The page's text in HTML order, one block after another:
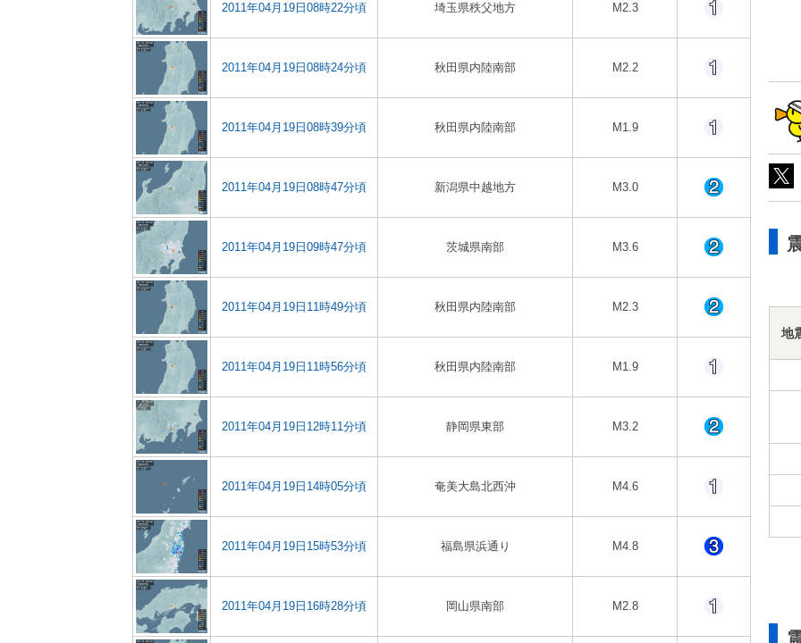
2011年04月19日08時22分頃 埼玉県秩父地方 M2.3
2011年04月19日08時24分頃 秋田県内陸南部 M2.2
2011年04月19日08時39分頃 秋田県内陸南部 M1.9
2011年04月19日08時47分頃 新潟県中越地方 M3.0
2011年04月19日09時47分頃 茨城県南部 M3.6
2011年04月19日11時49分頃 秋田県内陸南部 M2.3
2011年04月19日11時56分頃 秋田県内陸南部 M1.9
2011年04月19日12時11分頃 静岡県東部 M3.2
2011年04月19日14時05分頃 奄美大島北西沖 M4.6
2011年04月19日15時53分頃 福島県浜通り M4.8
2011年04月19日16時28分頃 岡山県南部 M2.8
地